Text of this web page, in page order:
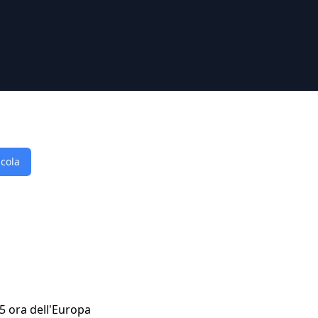
ora dell'Europa